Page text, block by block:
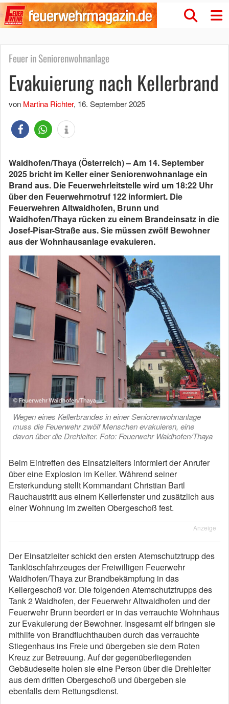
Feuer in Seniorenwohnanlage
Evakuierung nach Kellerbrand
von Martina Richter, 16. September 2025
Waidhofen/Thaya (Österreich) – Am 14. September
2025 bricht im Keller einer Seniorenwohnanlage ein
Brand aus. Die Feuerwehrleitstelle wird um 18:22 Uhr
über den Feuerwehrnotruf 122 informiert. Die
Feuerwehren Altwaidhofen, Brunn und
Waidhofen/Thaya rücken zu einem Brandeinsatz in die
Josef-Pisar-Straße aus. Sie müssen zwölf Bewohner
aus der Wohnhausanlage evakuieren.
Wegen eines Kellerbrandes in einer Seniorenwohnanlage
muss die Feuerwehr zwölf Menschen evakuieren, eine
davon über die Drehleiter. Foto: Feuerwehr Waidhofen/Thaya
Beim Eintreffen des Einsatzleiters informiert der Anrufer
über eine Explosion im Keller. Während seiner
Ersterkundung stellt Kommandant Christian Bartl
Rauchaustritt aus einem Kellerfenster und zusätzlich aus
einer Wohnung im zweiten Obergeschoß fest.
Anzeige
Der Einsatzleiter schickt den ersten Atemschutztrupp des
Tanklöschfahrzeuges der Freiwilligen Feuerwehr
Waidhofen/Thaya zur Brandbekämpfung in das
Kellergeschoß vor. Die folgenden Atemschutztrupps des
Tank 2 Waidhofen, der Feuerwehr Altwaidhofen und der
Feuerwehr Brunn beordert er in das verrauchte Wohnhaus
zur Evakuierung der Bewohner. Insgesamt elf bringen sie
mithilfe von Brandfluchthauben durch das verrauchte
Stiegenhaus ins Freie und übergeben sie dem Roten
Kreuz zur Betreuung. Auf der gegenüberliegenden
Gebäudeseite holen sie eine Person über die Drehleiter
aus dem dritten Obergeschoß und übergeben sie
ebenfalls dem Rettungsdienst.